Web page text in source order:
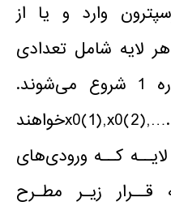
وارد و یا از
لایه شامل تعدادی
ورودی است که از شماره 1 شروع می‌شوند.
ورودی‌های شبکه x0(1),x0(2),…..,x0(n)خواهند
کــه ورودی‌های
زیـر مطـرح